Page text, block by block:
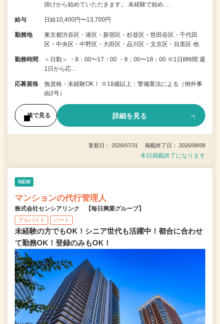
掛けから始めていただきます。 未経験で始め…
給与 日給10,400円〜13,700円
勤務地
東京都渋谷区・港区・新宿区・杉並区・世田谷区・千代田
区・中央区・中野区・大田区・品川区・文京区・目黒区 他
勤務時間
＜日勤＞ ・8：00〜17：00 ・9：00〜18：00 ※1日8時間 週
1日から応…
応募資格
無資格・未経験OK！ ※18歳以上：警備業法による（例外事
由2号）
後で見る 詳細を見る
更新日： 2026/07/31 掲載終了日： 2026/08/08
本日掲載終了になります
NEW
マンションの代行管理人
株式会社センシアリンク 【毎日興業グループ】
アルバイト パート
未経験の方でもOK！シニア世代も活躍中！都合に合わせ
て勤務OK！登録のみもOK！